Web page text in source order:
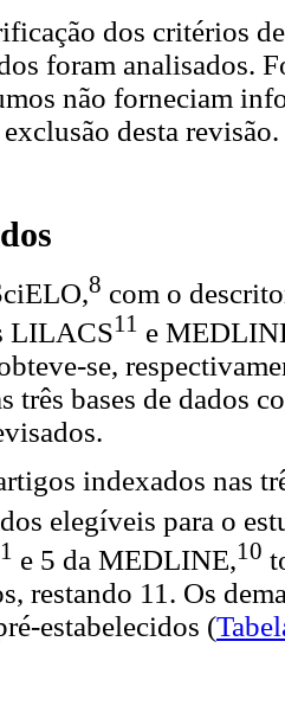
dos critérios
foram analisados.
não forneciam
desta revisão.
8 com o
LILACS11 e
se,
três bases de dados
indexados nas
elegíveis para o
e 5 da MEDLINE,10
restando 11. Os
estabelecidos (